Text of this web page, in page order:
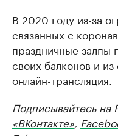
В 2020 году из-за
связанных с
праздничные залпы
своих балконов и
онлайн-трансляция.
Подписывайтесь на
«ВКонтакте»,